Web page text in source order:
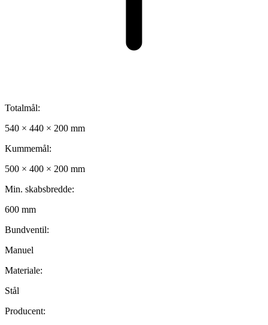
Totalmål:
540 × 440 × 200 mm
Kummemål:
500 × 400 × 200 mm
Min. skabsbredde:
600 mm
Bundventil:
Manuel
Materiale:
Stål
Producent: